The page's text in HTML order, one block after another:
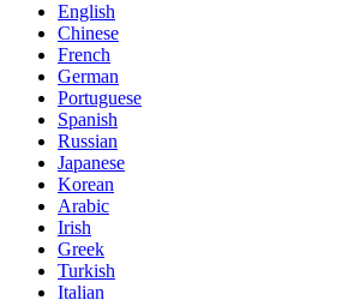
English
Chinese
French
German
Portuguese
Spanish
Russian
Japanese
Korean
Arabic
Irish
Greek
Turkish
Italian